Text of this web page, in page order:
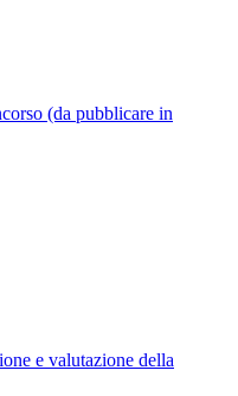
(da pubblicare in
e valutazione della